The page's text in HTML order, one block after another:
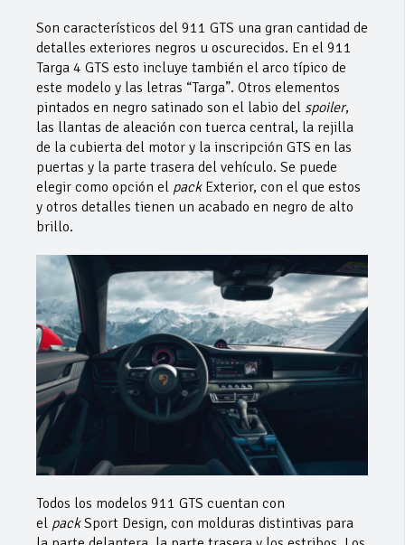
Son característicos del 911 GTS una gran cantidad de
detalles exteriores negros u oscurecidos. En el 911
Targa 4 GTS esto incluye también el arco típico de
este modelo y las letras “Targa”. Otros elementos
pintados en negro satinado son el labio del spoiler,
las llantas de aleación con tuerca central, la rejilla
de la cubierta del motor y la inscripción GTS en las
puertas y la parte trasera del vehículo. Se puede
elegir como opción el packExterior, con el que estos
y otros detalles tienen un acabado en negro de alto
brillo.
Todos los modelos 911 GTS cuentan con
el packSport Design, con molduras distintivas para